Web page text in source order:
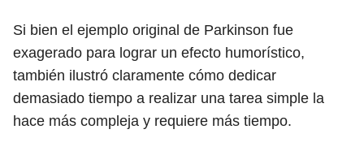
Si bien el ejemplo original de Parkinson fue
exagerado para lograr un efecto humorístico,
también ilustró claramente cómo dedicar
demasiado tiempo a realizar una tarea simple la
hace más compleja y requiere más tiempo.